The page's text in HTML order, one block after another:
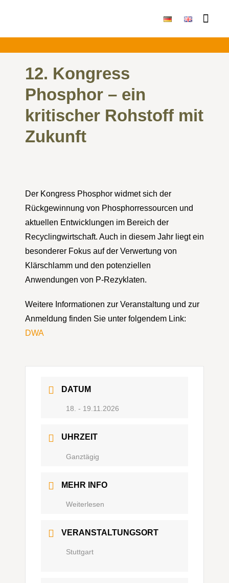
12. Kongress
Phosphor – ein
kritischer Rohstoff mit
Zukunft
Der Kongress Phosphor widmet sich der
Rückgewinnung von Phosphorressourcen und
aktuellen Entwicklungen im Bereich der
Recyclingwirtschaft. Auch in diesem Jahr liegt ein
besonderer Fokus auf der Verwertung von
Klärschlamm und den potenziellen
Anwendungen von P-Rezyklaten.
Weitere Informationen zur Veranstaltung und zur
Anmeldung finden Sie unter folgendem Link:
DWA
DATUM
18. - 19.11.2026
UHRZEIT
Ganztägig
MEHR INFO
Weiterlesen
VERANSTALTUNGSORT
Stuttgart